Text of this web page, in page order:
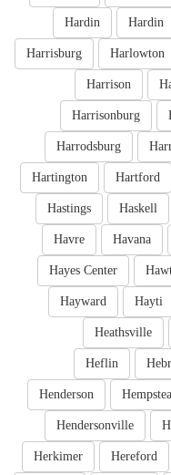
Hardin
Hardin
Harlowton
Harrisburg
Harrison
Harrisonburg
Harrodsburg
Hartford
Hartington
Haskell
Hastings
Havana
Havre
Hayes Center
Hayti
Hayward
Heathsville
Heflin
Henderson
Hendersonville
Hereford
Herkimer